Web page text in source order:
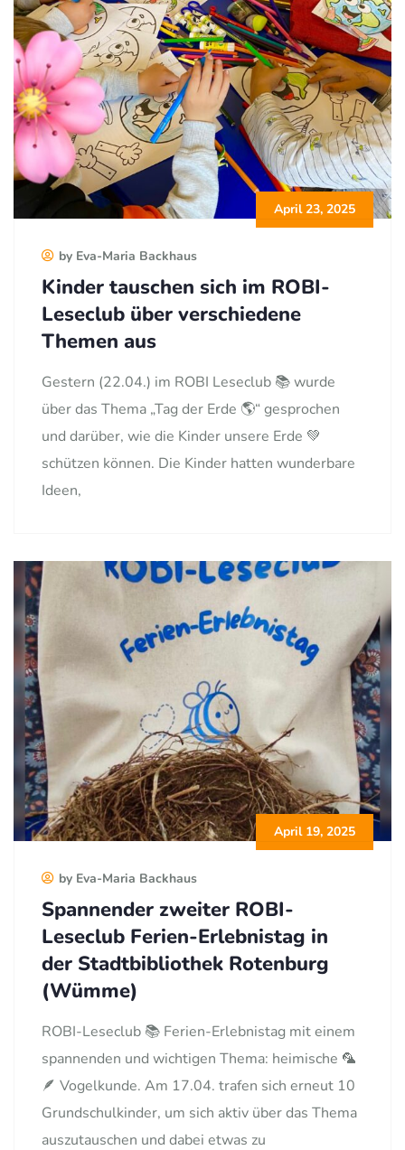
April 23, 2025
by Eva-Maria Backhaus
Kinder tauschen sich im ROBI-
Leseclub über verschiedene
Themen aus
Gestern (22.04.) im ROBI Leseclub 📚 wurde
über das Thema „Tag der Erde 🌎“ gesprochen
und darüber, wie die Kinder unsere Erde 💚
schützen können. Die Kinder hatten wunderbare
Ideen,
April 19, 2025
by Eva-Maria Backhaus
Spannender zweiter ROBI-
Leseclub Ferien-Erlebnistag in
der Stadtbibliothek Rotenburg
(Wümme)
ROBI-Leseclub 📚 Ferien-Erlebnistag mit einem
spannenden und wichtigen Thema: heimische 🦜
🪶 Vogelkunde. Am 17.04. trafen sich erneut 10
Grundschulkinder, um sich aktiv über das Thema
auszutauschen und dabei etwas zu